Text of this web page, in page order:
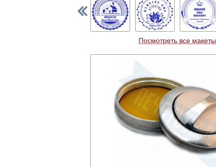
Посмотреть все макеты